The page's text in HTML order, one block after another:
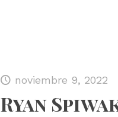
noviembre 9, 2022
Ryan